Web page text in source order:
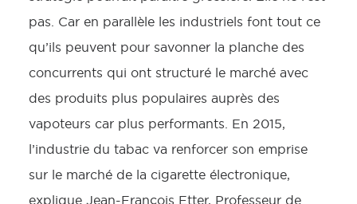
pas. Car en parallèle les industriels font tout ce
qu’ils peuvent pour savonner la planche des
concurrents qui ont structuré le marché avec
des produits plus populaires auprès des
vapoteurs car plus performants. En 2015,
l’industrie du tabac va renforcer son emprise
sur le marché de la cigarette électronique,
explique Jean-François Etter, Professeur de